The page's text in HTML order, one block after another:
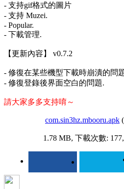
- 支持gif格式的圖片
- 支持 Muzei.
- Popular.
- 下載管理.
【更新內容】 v0.7.2
- 修復在某些機型下載時崩潰的問
- 修復登錄後界面空白的問題.
請大家多多支持唷～
com.sin3hz.mbooru.apk
1.78 MB, 下載次數: